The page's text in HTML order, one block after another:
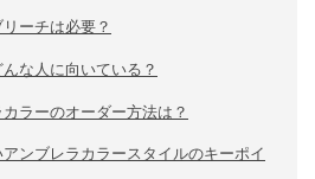
ーチは必要？
な人に向いている？
ラーのオーダー方法は？
ンブレラカラースタイルのキーポイ